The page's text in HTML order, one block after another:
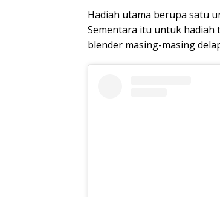
Hadiah utama berupa satu
Sementara itu untuk hadiah
blender masing-masing